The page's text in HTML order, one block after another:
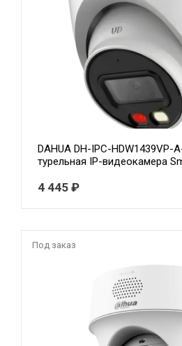
DAHUA DH-IPC-HDW1439VP-
турельная IP-видеокамера
людей, микрофон, ИК 30м,
4 445 ₽
Под заказ